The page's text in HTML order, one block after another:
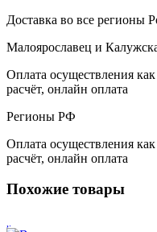
Доставка во все регионы
Малоярославец и
Оплата осуществления
расчёт, онлайн оплата
Регионы РФ
Оплата осуществления
расчёт, онлайн оплата
Похожие товары